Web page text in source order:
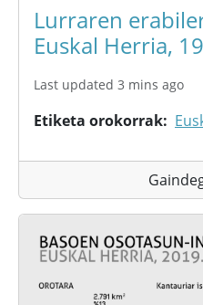
Lurraren
Euskal Herria,
Last updated 3 mins ago
Etiketa orokorrak